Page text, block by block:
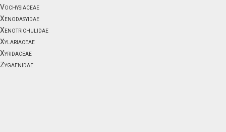
Vochysiaceae
Xenodasyidae
Xenotrichulidae
Xylariaceae
Xyridaceae
Zygaenidae